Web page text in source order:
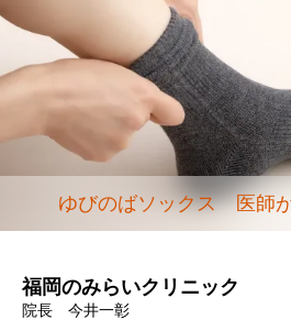
ゆびのばソックス 医師
福岡のみらいクリニック
院長 今井一彰